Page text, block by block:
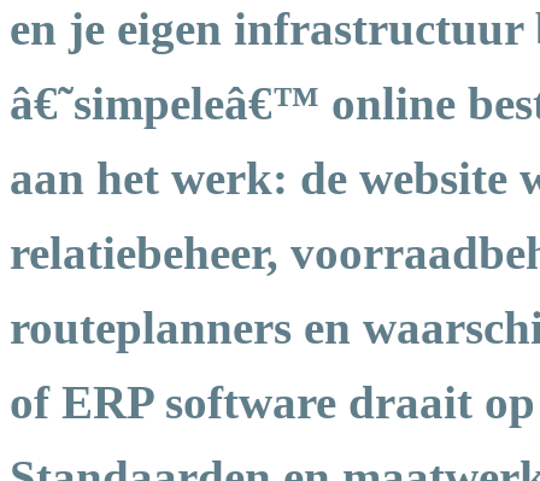
en je eigen infrastructuur
â€˜simpeleâ€™ online
aan het werk: de
relatiebeheer,
routeplanners en
of ERP software draait